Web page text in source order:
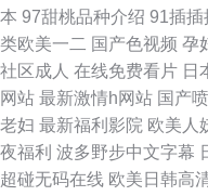
本 97甜桃品种介绍 91插插
类欧美一二 国产色视频 孕
社区成人 在线免费看片 日
网站 最新激情h网站 国产
老妇 最新福利影院 欧美人
夜福利 波多野步中文字幕
超碰无码在线 欧美日韩高